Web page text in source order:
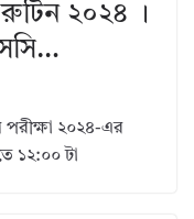
রুটিন ২০২৪ ।
পরীক্ষা ২০২৪-এর
১২:০০ টা